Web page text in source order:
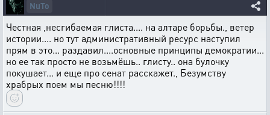
NuTo
Честная ,несгибаемая глиста.... на алтаре борьбы., ветер
истории.... но тут административный ресурс наступил
прям в это... раздавил....основные принципы демократии...
но ее так просто не возьмёшь.. глисту.. она булочку
покушает... и еще про сенат расскажет., Безумству
храбрых поем мы песню!!!!